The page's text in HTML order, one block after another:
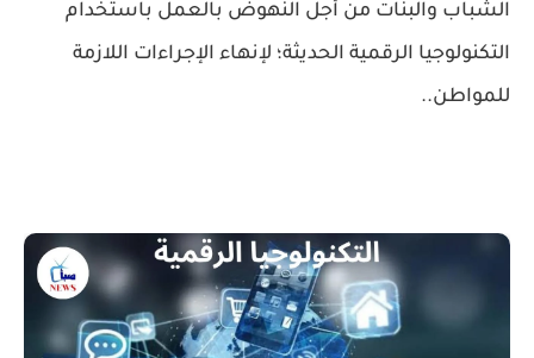
الشباب والبنات من أجل النهوض بالعمل باستخدام
التكنولوجيا الرقمية الحديثة؛ لإنهاء الإجراءات اللازمة
للمواطن..